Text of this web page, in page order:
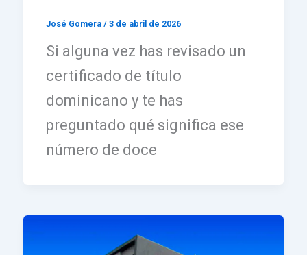
José Gomera / 3 de abril de 2026
Si alguna vez has revisado un
certificado de título
dominicano y te has
preguntado qué significa ese
número de doce